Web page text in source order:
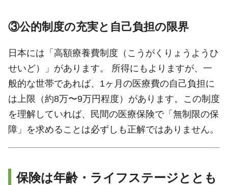
③公的制度の充実と自己負担の限界
日本には「高額療養費制度（こうがくりょうようひ
せいど）」があります。 所得にもよりますが、一
般的な世帯であれば、1ヶ月の医療費の自己負担に
は上限（約8万〜9万円程度）があります。この制度
を理解していれば、民間の医療保険で「無制限の保
障」を求めることは必ずしも正解ではありません。
保険は年齢・ライフステージととも